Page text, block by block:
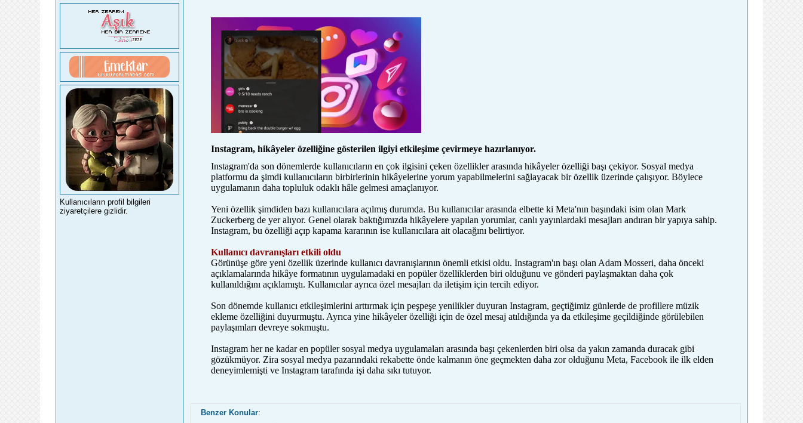
Kullanıcıların profil bilgileri
ziyaretçilere gizlidir.
Instagram, hikâyeler özelliğine gösterilen ilgiyi etkileşime çevirmeye hazırlanıyor.
Instagram'da son dönemlerde kullanıcıların en çok ilgisini çeken özellikler arasında hikâyeler özelliği başı çekiyor. Sosyal medya
platformu da şimdi kullanıcıların birbirlerinin hikâyelerine yorum yapabilmelerini sağlayacak bir özellik üzerinde çalışıyor. Böylece
uygulamanın daha topluluk odaklı hâle gelmesi amaçlanıyor.
Yeni özellik şimdiden bazı kullanıcılara açılmış durumda. Bu kullanıcılar arasında elbette ki Meta'nın başındaki isim olan Mark
Zuckerberg de yer alıyor. Genel olarak baktığımızda hikâyelere yapılan yorumlar, canlı yayınlardaki mesajları andıran bir yapıya sahip.
Instagram, bu özelliği açıp kapama kararının ise kullanıcılara ait olacağını belirtiyor.
Kullanıcı davranışları etkili oldu
Görünüşe göre yeni özellik üzerinde kullanıcı davranışlarının önemli etkisi oldu. Instagram'ın başı olan Adam Mosseri, daha önceki
açıklamalarında hikâye formatının uygulamadaki en popüler özelliklerden biri olduğunu ve gönderi paylaşmaktan daha çok
kullanıldığını açıklamıştı. Kullanıcılar ayrıca özel mesajları da iletişim için tercih ediyor.
Son dönemde kullanıcı etkileşimlerini arttırmak için peşpeşe yenilikler duyuran Instagram, geçtiğimiz günlerde de profillere müzik
ekleme özelliğini duyurmuştu. Ayrıca yine hikâyeler özelliği için de özel mesaj atıldığında ya da etkileşime geçildiğinde görülebilen
paylaşımları devreye sokmuştu.
Instagram her ne kadar en popüler sosyal medya uygulamaları arasında başı çekenlerden biri olsa da yakın zamanda duracak gibi
gözükmüyor. Zira sosyal medya pazarındaki rekabette önde kalmanın öne geçmekten daha zor olduğunu Meta, Facebook ile ilk elden
deneyimlemişti ve Instagram tarafında işi daha sıkı tutuyor.
Benzer Konular: